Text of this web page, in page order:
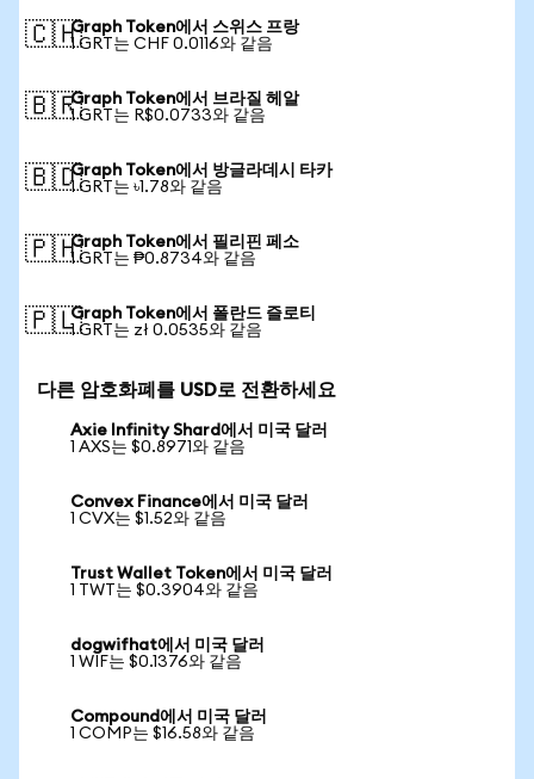
🇨🇭Graph Token에서 스위스 프랑
1 GRT는 CHF 0.0116와 같음
🇧🇷Graph Token에서 브라질 헤알
1 GRT는 R$0.0733와 같음
🇧🇩Graph Token에서 방글라데시 타카
1 GRT는 ৳1.78와 같음
🇵🇭Graph Token에서 필리핀 페소
1 GRT는 ₱0.8734와 같음
🇵🇱Graph Token에서 폴란드 즐로티
1 GRT는 zł 0.0535와 같음
다른 암호화폐를 USD로 전환하세요
Axie Infinity Shard에서 미국 달러
1 AXS는 $0.8971와 같음
Convex Finance에서 미국 달러
1 CVX는 $1.52와 같음
Trust Wallet Token에서 미국 달러
1 TWT는 $0.3904와 같음
dogwifhat에서 미국 달러
1 WIF는 $0.1376와 같음
Compound에서 미국 달러
1 COMP는 $16.58와 같음